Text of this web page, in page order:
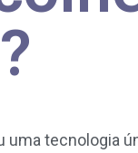
uma tecnologia